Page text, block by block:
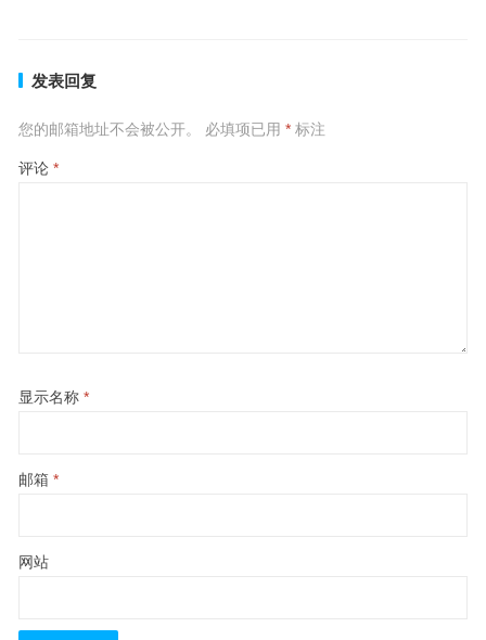
发表回复
您的邮箱地址不会被公开。 必填项已用 *标注
评论 *
显示名称 *
邮箱 *
网站